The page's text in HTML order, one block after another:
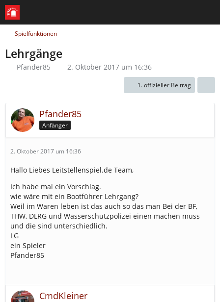
Spielfunktionen
Lehrgänge
Pfander85 2. Oktober 2017 um 16:36
1. offizieller Beitrag
Pfander85
Anfänger
2. Oktober 2017 um 16:36
Hallo Liebes Leitstellenspiel.de Team,
Ich habe mal ein Vorschlag.
wie wäre mit ein Bootführer Lehrgang?
Weil im Waren leben ist das auch so das man Bei der BF,
THW, DLRG und Wasserschutzpolizei einen machen muss
und die sind unterschiedlich.
LG
ein Spieler
Pfander85
CmdKleiner